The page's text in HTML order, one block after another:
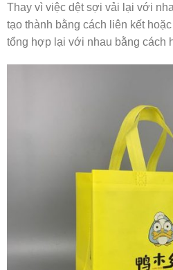
Thay vì việc dệt sợi vải lại với
tạo thành bằng cách liên kết
tổng hợp lại với nhau bằng cách